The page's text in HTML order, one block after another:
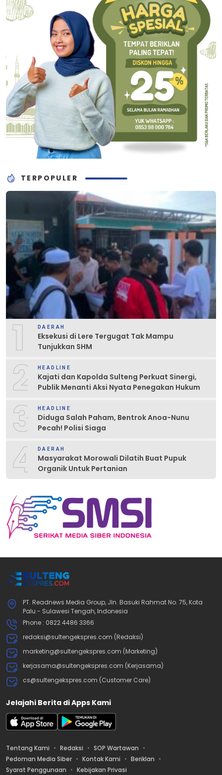
TERPOPULER
1 DAERAH
Eksekusi di Lere Tergugat Tak Mampu
Tunjukkan SHM
2 HEADLINE
Kajati dan Kapolda Sulteng Perkuat Sinergi,
Publik Menanti Aksi Nyata Penegakan Hukum
3 HEADLINE
Diduga Salah Paham, Bentrok Anoa-Nunu
Pecah! Polisi Siaga
4 DAERAH
Masyarakat Morowali Dilatih Buat Pupuk
Organik Untuk Pertanian
PT. Readnews Media Group, Jln. Basuki Rahmat No. 75, Kota
Palu - Sulawesi Tengah, Indonesia
Phone : 0822 4486 3366
redaksi@sultengekspres.com (Redaksi)
marketing@sultengekspres.com (Marketing)
kerjasama@sultengekspres.com (Kerjasama)
cs@sultengekspres.com (Customer Care)
Jelajahi Berita di Apps Kami
Tentang Kami Redaksi
SOP Wartawan
Pedoman Media Siber
Kontak Kami
Beriklan
Syarat Penggunaan
Kebijakan Privasi